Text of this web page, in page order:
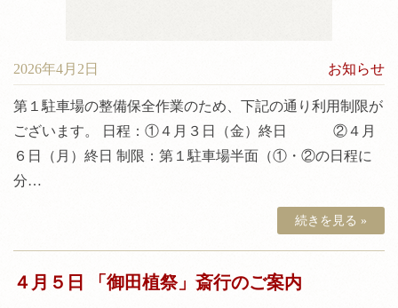
2026年4月2日 お知らせ
第１駐車場の整備保全作業のため、下記の通り利用制限が
ございます。 日程：①４月３日（金）終日 ②４月
６日（月）終日 制限：第１駐車場半面（①・②の日程に
分…
続きを見る »
４月５日 「御田植祭」斎行のご案内